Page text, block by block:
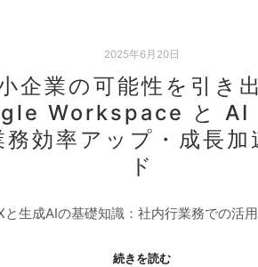
2025年6月20日
企業の可能性を引き
Workspace と AI
務効率アップ・成長加
ド
と生成AIの基礎知識：社内行業務での活用
続きを読む